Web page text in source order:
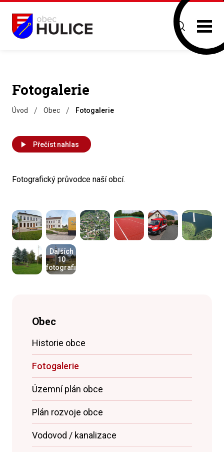
Fotogalerie
Úvod / Obec / Fotogalerie
Přečíst nahlas
Fotografický průvodce naší obcí.
Dalších
10
fotografií
Obec
Historie obce
Fotogalerie
Územní plán obce
Plán rozvoje obce
Vodovod / kanalizace